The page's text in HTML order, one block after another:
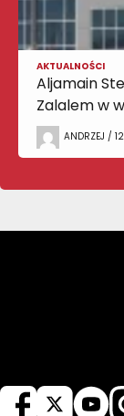
AKTUALNOŚCI
Aljamain
Zalalem w
ANDRZEJ /